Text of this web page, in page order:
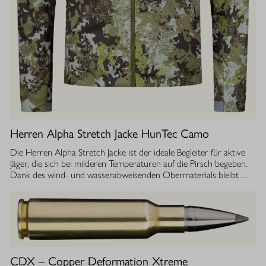
Herren Alpha Stretch Jacke HunTec Camo
Die Herren Alpha Stretch Jacke ist der ideale Begleiter für aktive
Jäger, die sich bei milderen Temperaturen auf die Pirsch begeben.
Dank des wind- und wasserabweisenden Obermaterials bleibt
leicht und dehnbar ist. Die geräuscharme Verarbeitung sorgt
dafür, dass Sie sich unbemerkt fortbewegen können. Die
luftdurchlässige Isolierung ermöglicht einen optimalen
Feuchtigkeitstransport, sodass Sie auch bei anstrengenden
Aktivitäten stets ein angenehmes Tragegefühl haben. Ob im
CDX – Copper Deformation Xtreme